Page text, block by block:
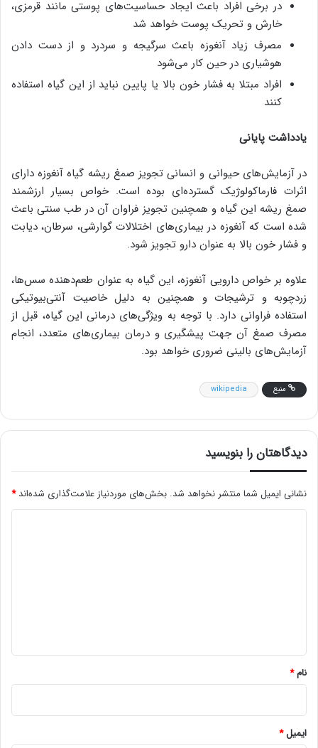
در برخی افراد باعث ایجاد حساسیت‌های پوستی مانند قرمزی،
خارش و تحریک پوست خواهد شد
مصرف زیاد آنغوزه باعث سرگیجه و سردرد و از دست دادن
هوشیاری در حین کار می‌شود
افراد مبتلا به فشار خون بالا یا پایین نباید از این گیاه استفاده
کنند
یادداشت پایانی
در آزمایش‌های حیوانی و انسانی تجویز صمغ ریشه گیاه آنغوزه دارای
اثرات فارماکولوژیک گسترده‌ای بوده است. خواص بسیار ارزشمند
صمغ ریشه این گیاه و همچنین تجویز فراوان آن در طب سنتی باعث
شده است که آنغوزه در بیماری‌های اختلالات گوارشی، سرطان، دیابت
و فشار خون بالا به عنوان دارو تجویز شود.
علاوه بر خواص دارویی آنغوزه، این گیاه به عنوان طعم‌دهنده سس‌ها،
زردچوبه و ‌ترشیجات و همچنین به دلیل خاصیت آنتی‌بیوتیکی
استفاده فراوانی دارد. با توجه به ویژگی‌های درمانی این گیاه، قبل از
مصرف صمغ آن جهت پیشگیری و درمان بیماری‌های متعدد، انجام
آزمایش‌های بالینی ضروری خواهد بود.
منبع wikipedia
دیدگاهتان را بنویسید
نشانی ایمیل شما منتشر نخواهد شد. بخش‌های موردنیاز علامت‌گذاری شده‌اند*
نام*
ایمیل*